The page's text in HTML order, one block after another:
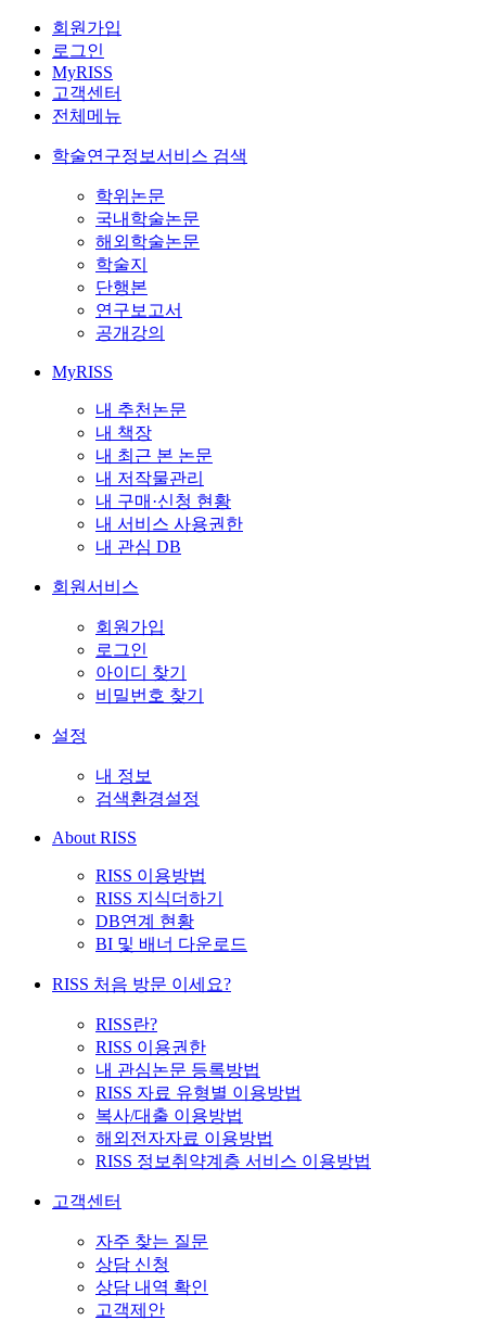
회원가입
로그인
MyRISS
고객센터
전체메뉴
학술연구정보서비스 검색
학위논문
국내학술논문
해외학술논문
학술지
단행본
연구보고서
공개강의
MyRISS
내 추천논문
내 책장
내 최근 본 논문
내 저작물관리
내 구매·신청 현황
내 서비스 사용권한
내 관심 DB
회원서비스
회원가입
로그인
아이디 찾기
비밀번호 찾기
설정
내 정보
검색환경설정
About RISS
RISS 이용방법
RISS 지식더하기
DB연계 현황
BI 및 배너 다운로드
RISS 처음 방문 이세요?
RISS란?
RISS 이용권한
내 관심논문 등록방법
RISS 자료 유형별 이용방법
복사/대출 이용방법
해외전자자료 이용방법
RISS 정보취약계층 서비스 이용방법
고객센터
자주 찾는 질문
상담 신청
상담 내역 확인
고객제안